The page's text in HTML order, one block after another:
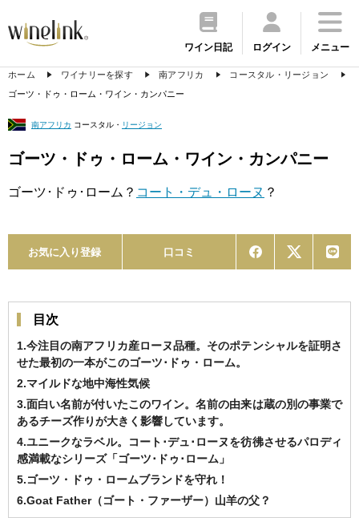
ワイン日記 ログイン メニュー
ホーム ワイナリーを探す 南アフリカ
コースタル・リージョン
ゴーツ・ドゥ・ローム・ワイン・カンパニー
南アフリカ コースタル・ リージョン
ゴーツ・ドゥ・ローム・ワイン・カンパニー
ゴーツ･ドゥ･ローム？ コート・デュ・ローヌ ？
お気に入り登録 口コミ
目次
1.今注目の南アフリカ産ローヌ品種。そのポテンシャルを証明さ
せた最初の一本がこのゴーツ･ドゥ・ローム。
2.マイルドな地中海性気候
3.面白い名前が付いたこのワイン。名前の由来は蔵の別の事業で
あるチーズ作りが大きく影響しています。
4.ユニークなラベル。コート･デュ･ローヌを彷彿させるパロディ
感満載なシリーズ「ゴーツ･ドゥ･ローム」
5.ゴーツ・ドゥ・ロームブランドを守れ！
6.Goat Father（ゴート・ファーザー）山羊の父？